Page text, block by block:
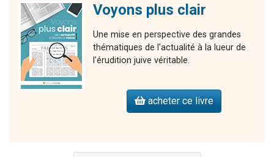
Voyons plus clair
Une mise en perspective des grandes
thématiques de l'actualité à la lueur de
l'érudition juive véritable.
acheter ce livre